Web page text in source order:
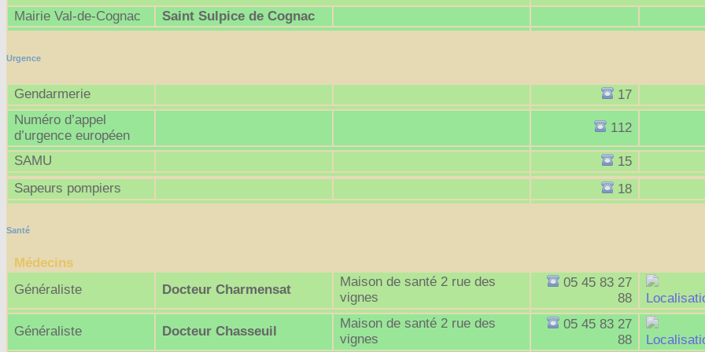
immobilères.gouv
Mairie Val-de-Cognac
Saint Sulpice de Cognac
Urgence
Gendarmerie
17
Numéro d’appel
d’urgence européen
112
SAMU
15
Sapeurs pompiers
18
Santé
Médecins
Généraliste
Docteur Charmensat
Maison de santé 2 rue des
vignes
05 45 83 27
88
Généraliste Docteur Chasseuil
Maison de santé 2 rue des
vignes
05 45 83 27
88